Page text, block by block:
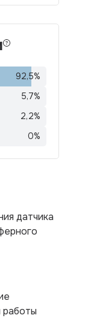
92,5%
5,7%
2,2%
0%
датчика
работы